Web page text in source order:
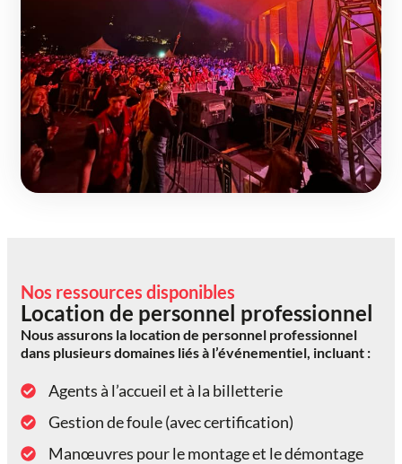
Nos ressources disponibles
Location de personnel professionnel
Nous assurons la location de personnel professionnel
dans plusieurs domaines liés à l’événementiel, incluant :
Agents à l’accueil et à la billetterie
Gestion de foule (avec certification)
Manœuvres pour le montage et le démontage